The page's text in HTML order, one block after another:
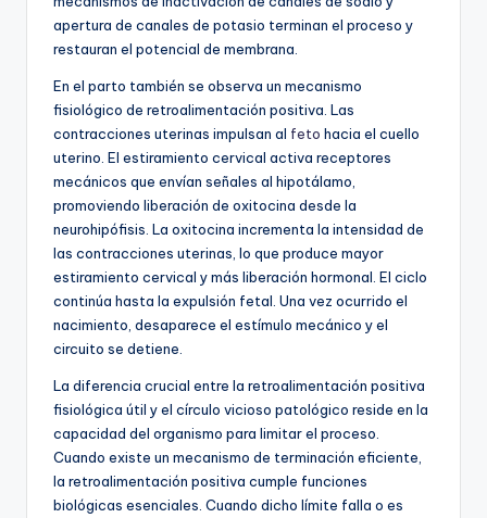
apertura de canales de potasio terminan el proceso y
restauran el potencial de membrana.
En el parto también se observa un mecanismo
fisiológico de retroalimentación positiva. Las
contracciones uterinas impulsan al feto hacia el cuello
uterino. El estiramiento cervical activa receptores
mecánicos que envían señales al hipotálamo,
promoviendo liberación de oxitocina desde la
neurohipófisis. La oxitocina incrementa la intensidad de
las contracciones uterinas, lo que produce mayor
estiramiento cervical y más liberación hormonal. El ciclo
continúa hasta la expulsión fetal. Una vez ocurrido el
nacimiento, desaparece el estímulo mecánico y el
circuito se detiene.
La diferencia crucial entre la retroalimentación positiva
fisiológica útil y el círculo vicioso patológico reside en la
capacidad del organismo para limitar el proceso.
Cuando existe un mecanismo de terminación eficiente,
la retroalimentación positiva cumple funciones
biológicas esenciales. Cuando dicho límite falla o es